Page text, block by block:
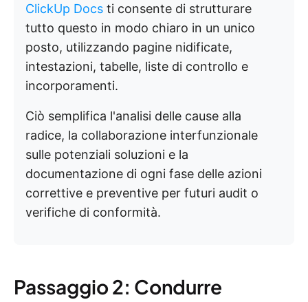
ClickUp Docs ti consente di strutturare
tutto questo in modo chiaro in un unico
posto, utilizzando pagine nidificate,
intestazioni, tabelle, liste di controllo e
incorporamenti.
Ciò semplifica l'analisi delle cause alla
radice, la collaborazione interfunzionale
sulle potenziali soluzioni e la
documentazione di ogni fase delle azioni
correttive e preventive per futuri audit o
verifiche di conformità.
Passaggio 2: Condurre